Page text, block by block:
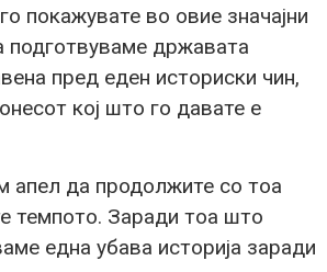
покажувате во овие значајни
подготвуваме државата
пред еден историски чин,
кој што го давате е
апел да продолжите со тоа
темпото. Заради тоа што
една убава историја заради